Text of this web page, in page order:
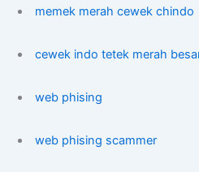
memek merah cewek chindo
cewek indo tetek merah
web phising
web phising scammer